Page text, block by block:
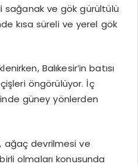
sağanak ve gök gürültülü
kısa süreli ve yerel gök
Balıkesir’in batısı
öngörülüyor. İç
güney yönlerden
ağaç devrilmesi ve
olmaları konusunda